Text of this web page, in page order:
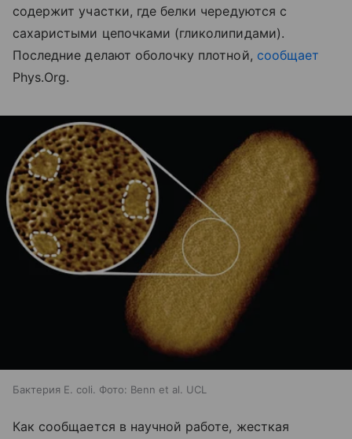
содержит участки, где белки чередуются с
сахаристыми цепочками (гликолипидами).
Последние делают оболочку плотной, сообщает
Phys.Org.
Бактерия E. coli. Фото: Benn et al. UCL
Как сообщается в научной работе, жесткая